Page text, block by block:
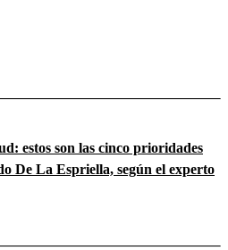
estos son las cinco prioridades
De La Espriella, según el experto